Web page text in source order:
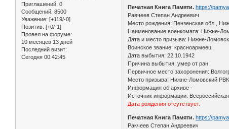
Приглашений: 0
Сообщений: 8500
Уважение: [+119/-0]
Позитив: [+0/-1]
Провел на форуме:
10 месяцев 13 дней
Последний визит:
Сегодня 00:42:45
Печатная Книга Памяти. https://
Равчеев Степан Андреевич
Место рождения: Пензенская обл.,
Наименование военкомата: Нижне-
Дата и место призыва: Нижне-
Воинское звание: красноармеец
Дата выбытия: 22.10.1942
Причина выбытия: умер от ран
Первичное место захоронения:
Место призыва: Нижне-Ломовский
Информация об архиве -
Источник информации:
Дата рождения отсутствует.
Печатная Книга Памяти. https://
Ракчеев Степан Андреевич